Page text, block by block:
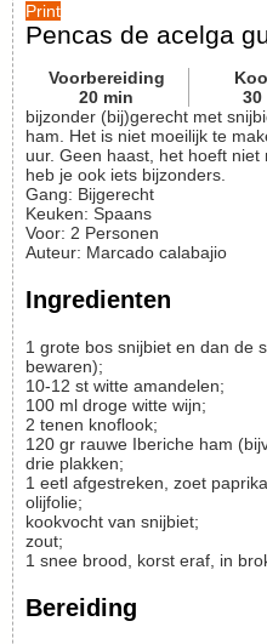
Print
Pencas de acelga
Voorbereiding
20 min
30
bijzonder (bij)gerecht met
ham. Het is niet moeilijk te
uur. Geen haast, het hoeft
heb je ook iets bijzonders.
Gang: Bijgerecht
Keuken: Spaans
Voor: 2 Personen
Auteur: Marcado calabajio
Ingredienten
1 grote bos snijbiet en dan de
bewaren);
10-12 st witte amandelen;
100 ml droge witte wijn;
2 tenen knoflook;
120 gr rauwe Iberiche ham
drie plakken;
1 eetl afgestreken, zoet
olijfolie;
kookvocht van snijbiet;
zout;
1 snee brood, korst eraf, in
Bereiding